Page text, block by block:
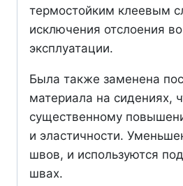
термостойким клеевым
исключения отслоения
эксплуатации.
Была также заменена
материала на сидениях,
существенному
и эластичности.
швов, и используются
швах.